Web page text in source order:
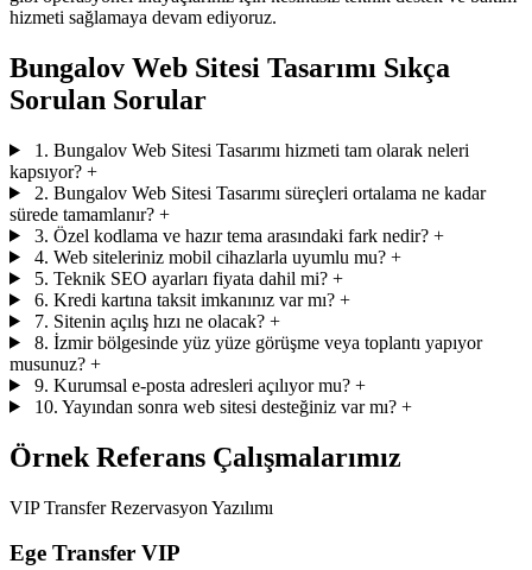
hizmeti sağlamaya devam ediyoruz.
Bungalov Web Sitesi Tasarımı Sıkça
Sorulan Sorular
1. Bungalov Web Sitesi Tasarımı hizmeti tam olarak neleri
kapsıyor? +
2. Bungalov Web Sitesi Tasarımı süreçleri ortalama ne kadar
sürede tamamlanır? +
3. Özel kodlama ve hazır tema arasındaki fark nedir? +
4. Web siteleriniz mobil cihazlarla uyumlu mu? +
5. Teknik SEO ayarları fiyata dahil mi? +
6. Kredi kartına taksit imkanınız var mı? +
7. Sitenin açılış hızı ne olacak? +
8. İzmir bölgesinde yüz yüze görüşme veya toplantı yapıyor
musunuz? +
9. Kurumsal e-posta adresleri açılıyor mu? +
10. Yayından sonra web sitesi desteğiniz var mı? +
Örnek Referans Çalışmalarımız
VIP Transfer Rezervasyon Yazılımı
Ege Transfer VIP